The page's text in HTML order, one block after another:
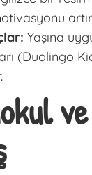
Yaşına
(Duolingo